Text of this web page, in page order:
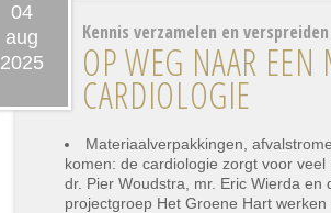
04
aug
2025
Kennis verzamelen en verspreiden
OP WEG NAAR EEN
CARDIOLOGIE
Materiaalverpakkingen,
komen: de cardiologie zorgt voor
dr. Pier Woudstra, mr. Eric Wierda en
projectgroep Het Groene Hart